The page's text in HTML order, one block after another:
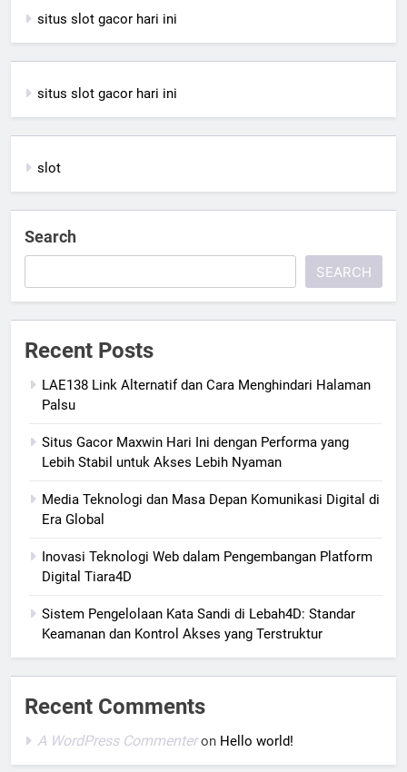
situs slot gacor hari ini
situs slot gacor hari ini
slot
Search
SEARCH
Recent Posts
LAE138 Link Alternatif dan Cara Menghindari Halaman
Palsu
Situs Gacor Maxwin Hari Ini dengan Performa yang
Lebih Stabil untuk Akses Lebih Nyaman
Media Teknologi dan Masa Depan Komunikasi Digital di
Era Global
Inovasi Teknologi Web dalam Pengembangan Platform
Digital Tiara4D
Sistem Pengelolaan Kata Sandi di Lebah4D: Standar
Keamanan dan Kontrol Akses yang Terstruktur
Recent Comments
A WordPress Commenteron Hello world!